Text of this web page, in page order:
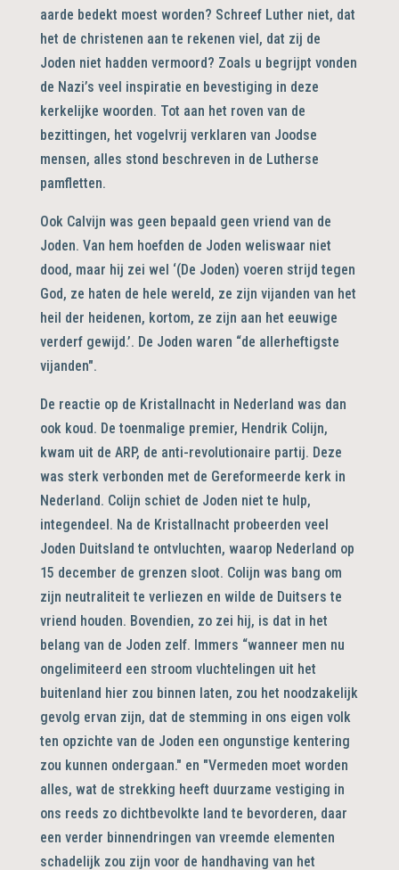
aarde bedekt moest worden? Schreef Luther niet, dat
het de christenen aan te rekenen viel, dat zij de
Joden niet hadden vermoord? Zoals u begrijpt vonden
de Nazi’s veel inspiratie en bevestiging in deze
kerkelijke woorden. Tot aan het roven van de
bezittingen, het vogelvrij verklaren van Joodse
mensen, alles stond beschreven in de Lutherse
pamfletten.
Ook Calvijn was geen bepaald geen vriend van de
Joden. Van hem hoefden de Joden weliswaar niet
dood, maar hij zei wel ‘(De Joden) voeren strijd tegen
God, ze haten de hele wereld, ze zijn vijanden van het
heil der heidenen, kortom, ze zijn aan het eeuwige
verderf gewijd.’. De Joden waren “de allerheftigste
vijanden".
De reactie op de Kristallnacht in Nederland was dan
ook koud. De toenmalige premier, Hendrik Colijn,
kwam uit de ARP, de anti-revolutionaire partij. Deze
was sterk verbonden met de Gereformeerde kerk in
Nederland. Colijn schiet de Joden niet te hulp,
integendeel. Na de Kristallnacht probeerden veel
Joden Duitsland te ontvluchten, waarop Nederland op
15 december de grenzen sloot. Colijn was bang om
zijn neutraliteit te verliezen en wilde de Duitsers te
vriend houden. Bovendien, zo zei hij, is dat in het
belang van de Joden zelf. Immers “wanneer men nu
ongelimiteerd een stroom vluchtelingen uit het
buitenland hier zou binnen laten, zou het noodzakelijk
gevolg ervan zijn, dat de stemming in ons eigen volk
ten opzichte van de Joden een ongunstige kentering
zou kunnen ondergaan." en "Vermeden moet worden
alles, wat de strekking heeft duurzame vestiging in
ons reeds zo dichtbevolkte land te bevorderen, daar
een verder binnendringen van vreemde elementen
schadelijk zou zijn voor de handhaving van het